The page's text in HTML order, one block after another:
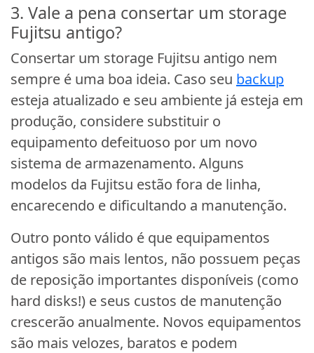
3. Vale a pena consertar um storage
Fujitsu antigo?
Consertar um storage Fujitsu antigo nem
sempre é uma boa ideia. Caso seu backup
esteja atualizado e seu ambiente já esteja em
produção, considere substituir o
equipamento defeituoso por um novo
sistema de armazenamento. Alguns
modelos da Fujitsu estão fora de linha,
encarecendo e dificultando a manutenção.
Outro ponto válido é que equipamentos
antigos são mais lentos, não possuem peças
de reposição importantes disponíveis (como
hard disks!) e seus custos de manutenção
crescerão anualmente. Novos equipamentos
são mais velozes, baratos e podem